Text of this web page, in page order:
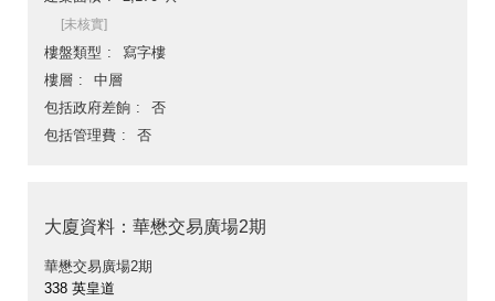
[未核實]
樓盤類型
寫字樓
樓層
中層
包括政府差餉
否
包括管理費
否
大廈資料：華懋交易廣場2期
華懋交易廣場2期
338 英皇道